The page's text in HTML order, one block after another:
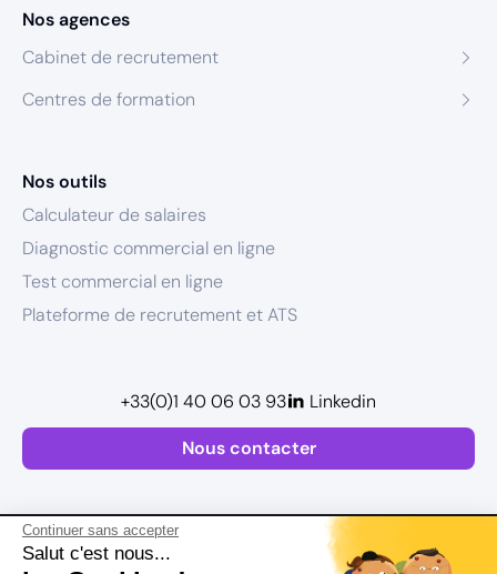
Continuer sans accepter
Salut c'est nous...
Nos agences
Cabinet de recrutement
Centres de formation
Nos outils
Calculateur de salaires
Diagnostic commercial en ligne
Test commercial en ligne
Plateforme de recrutement et ATS
Nous contacter
+33(0)1 40 06 03 93 Linkedin